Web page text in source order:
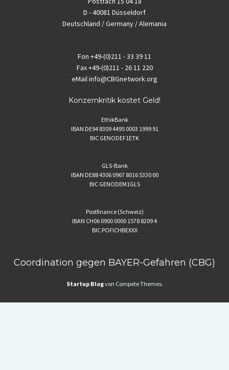
D - 40081 Düsseldorf
Deutschland / Germany / Alemania
Fon +49-(0)211 - 33 39 11
Fax+49-(0)211 - 26 11 220
eMailinfo@CBGnetwork.org
Konzernkritik kostet Geld!
EthikBank
IBAN DE94 8309 4495 0003 1999 91
BIC GENODEF1ETK
GLS-Bank
IBAN DE88 4306 0967 8016 5330 00
BIC GENODEM1GLS
Postfinance (Schweiz)
IBAN CH06 0900 0000 1578 8209 4
BIC POFICHBEXXX
Coordination gegen BAYER-Gefahren (CBG)
Startup Blogvon Compete Themes.